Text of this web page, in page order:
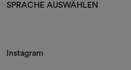
SPRACHE AUSWÄHLEN
Instagram